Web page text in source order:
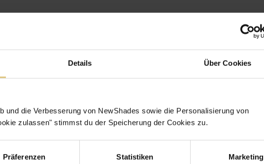
Details Über Cookies
und die Verbesserung von NewShades sowie die Personalisierung von
zulassen" stimmst du der Speicherung der Cookies zu.
Präferenzen Statistiken Marketing